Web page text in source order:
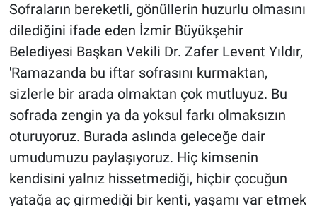
Sofraların bereketli, gönüllerin huzurlu olmasını
dilediğini ifade eden İzmir Büyükşehir
Belediyesi Başkan Vekili Dr. Zafer Levent Yıldır,
'Ramazanda bu iftar sofrasını kurmaktan,
sizlerle bir arada olmaktan çok mutluyuz. Bu
sofrada zengin ya da yoksul farkı olmaksızın
oturuyoruz. Burada aslında geleceğe dair
umudumuzu paylaşıyoruz. Hiç kimsenin
kendisini yalnız hissetmediği, hiçbir çocuğun
yatağa aç girmediği bir kenti, yaşamı var etmek